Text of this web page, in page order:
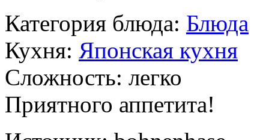
Категория блюда: Блюда
Кухня: Японская кухня
Сложность: легко
Приятного аппетита!